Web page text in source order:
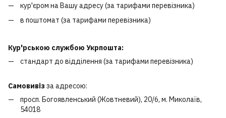
кур'єром на Вашу адресу (за тарифами перевізника)
в поштомат (за тарифами перевізника)
Кур'рською службою Укрпошта:
стандарт до відділення (за тарифами перевізника)
Самовивізза адресою:
просп. Богоявленський (Жовтневий), 20/6, м. Миколаїв,
54018